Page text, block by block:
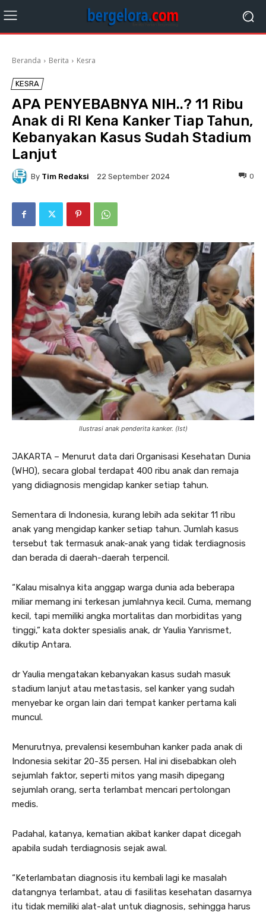
Beranda Berita Kesra
KESRA
APA PENYEBABNYA NIH..? 11 Ribu
Anak di RI Kena Kanker Tiap Tahun,
Kebanyakan Kasus Sudah Stadium
Lanjut
By Tim Redaksi 22 September 2024 0
Ilustrasi anak penderita kanker. (Ist)
JAKARTA – Menurut data dari Organisasi Kesehatan Dunia
(WHO), secara global terdapat 400 ribu anak dan remaja
yang didiagnosis mengidap kanker setiap tahun.
Sementara di Indonesia, kurang lebih ada sekitar 11 ribu
anak yang mengidap kanker setiap tahun. Jumlah kasus
tersebut tak termasuk anak-anak yang tidak terdiagnosis
dan berada di daerah-daerah terpencil.
“Kalau misalnya kita anggap warga dunia ada beberapa
miliar memang ini terkesan jumlahnya kecil. Cuma, memang
kecil, tapi memiliki angka mortalitas dan morbiditas yang
tinggi,” kata dokter spesialis anak, dr Yaulia Yanrismet,
dikutip Antara.
dr Yaulia mengatakan kebanyakan kasus sudah masuk
stadium lanjut atau metastasis, sel kanker yang sudah
menyebar ke organ lain dari tempat kanker pertama kali
muncul.
Menurutnya, prevalensi kesembuhan kanker pada anak di
Indonesia sekitar 20-35 persen. Hal ini disebabkan oleh
sejumlah faktor, seperti mitos yang masih dipegang
sejumlah orang, serta terlambat mencari pertolongan
medis.
Padahal, katanya, kematian akibat kanker dapat dicegah
apabila sudah terdiagnosis sejak awal.
“Keterlambatan diagnosis itu kembali lagi ke masalah
datangnya terlambat, atau di fasilitas kesehatan dasarnya
itu tidak memiliki alat-alat untuk diagnosis, sehingga harus